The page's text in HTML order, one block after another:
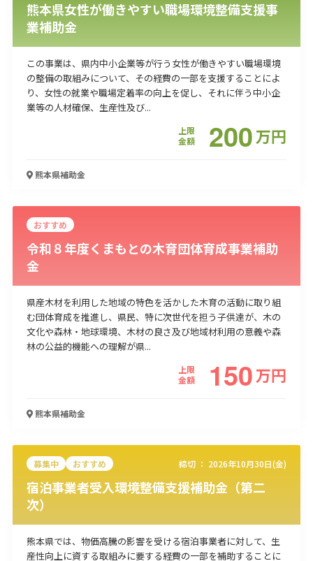
熊本県女性が働きやすい職場環境整備支援事
業補助金
この事業は、県内中小企業等が行う女性が働きやすい職場環境
の整備の取組みについて、その経費の一部を支援することによ
り、女性の就業や職場定着率の向上を促し、それに伴う中小企
業等の人材確保、生産性及び...
上限
金額
200万円
熊本県補助金
おすすめ
令和８年度くまもとの木育団体育成事業補助
金
県産木材を利用した地域の特色を活かした木育の活動に取り組
む団体育成を推進し、県民、特に次世代を担う子供達が、木の
文化や森林・地球環境、木材の良さ及び地域材利用の意義や森
林の公益的機能への理解が県...
上限
金額
150万円
熊本県補助金
募集中 おすすめ 締切 ： 2026年10月30日(金)
宿泊事業者受入環境整備支援補助金（第二
次）
熊本県では、物価高騰の影響を受ける宿泊事業者に対して、生
産性向上に資する取組みに要する経費の一部を補助することに